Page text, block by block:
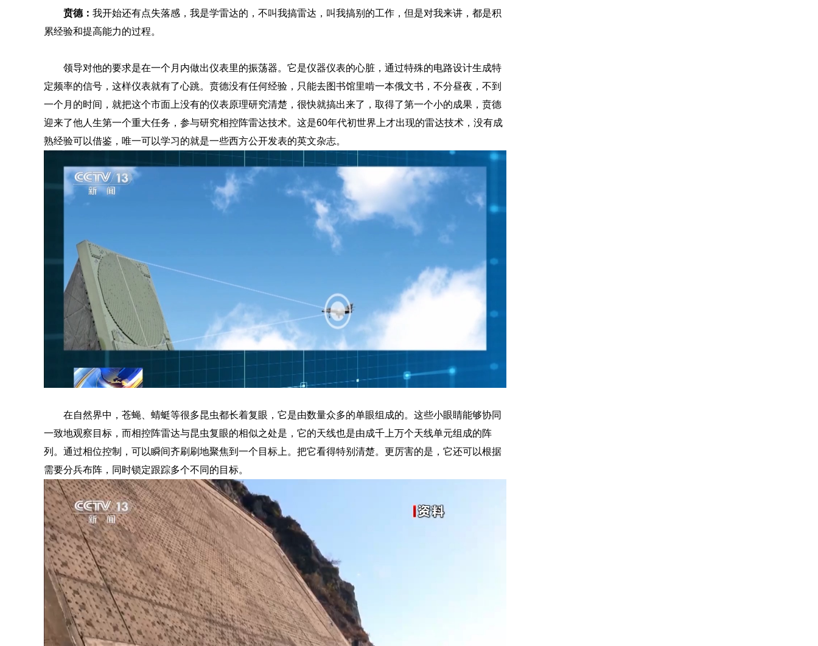
贲德 ： 我开始还有点失落感，我是学雷达的，不叫我搞雷达，叫我搞别的工作，但是对我来讲，都是积
累经验和提高能力的过程。
领导对他的要求是在一个月内做出仪表里的振荡器。它是仪器仪表的心脏，通过特殊的电路设计生成特
定频率的信号，这样仪表就有了心跳。贲德没有任何经验，只能去图书馆里啃一本俄文书，不分昼夜，不到
一个月的时间，就把这个市面上没有的仪表原理研究清楚，很快就搞出来了，取得了第一个小的成果，贲德
迎来了他人生第一个重大任务，参与研究相控阵雷达技术。这是60年代初世界上才出现的雷达技术，没有成
熟经验可以借鉴，唯一可以学习的就是一些西方公开发表的英文杂志。
在自然界中，苍蝇、蜻蜓等很多昆虫都长着复眼，它是由数量众多的单眼组成的。这些小眼睛能够协同
一致地观察目标，而相控阵雷达与昆虫复眼的相似之处是，它的天线也是由成千上万个天线单元组成的阵
列。通过相位控制，可以瞬间齐刷刷地聚焦到一个目标上。把它看得特别清楚。更厉害的是，它还可以根据
需要分兵布阵，同时锁定跟踪多个不同的目标。